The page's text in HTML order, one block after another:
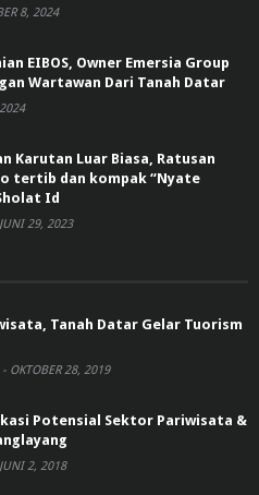
8, 2024
EIBOS, Owner Emersia Group
Wartawan Dari Tanah Datar
Karutan Luar Biasa, Ratusan
tertib dan kompak “Nyate
Id
JUNI 29, 2023
Tanah Datar Gelar Tuorism
- OKTOBER 28, 2019
Potensial Sektor Pariwisata &
JUNI 2, 2018